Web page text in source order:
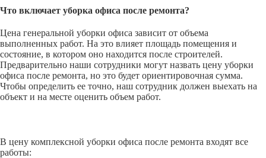
Что включает уборка офиса после ремонта?
Цена генеральной уборки офиса зависит от объема
выполненных работ. На это влияет площадь помещения и
состояние, в котором оно находится после строителей.
Предварительно наши сотрудники могут назвать цену уборки
офиса после ремонта, но это будет ориентировочная сумма.
Чтобы определить ее точно, наш сотрудник должен выехать на
объект и на месте оценить объем работ.
В цену комплексной уборки офиса после ремонта входят все
работы: